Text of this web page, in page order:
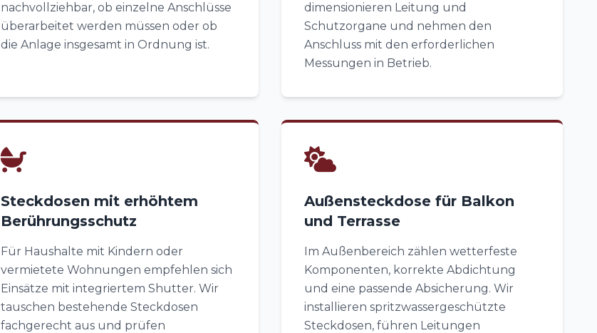
nachvollziehbar, ob einzelne Anschlüsse
überarbeitet werden müssen oder ob
die Anlage insgesamt in Ordnung ist.
dimensionieren Leitung und
Schutzorgane und nehmen den
Anschluss mit den erforderlichen
Messungen in Betrieb.
Steckdosen mit erhöhtem
Berührungsschutz
Für Haushalte mit Kindern oder
vermietete Wohnungen empfehlen sich
Einsätze mit integriertem Shutter. Wir
tauschen bestehende Steckdosen
fachgerecht aus und prüfen
Außensteckdose für Balkon
und Terrasse
Im Außenbereich zählen wetterfeste
Komponenten, korrekte Abdichtung
und eine passende Absicherung. Wir
installieren spritzwassergeschützte
Steckdosen, führen Leitungen